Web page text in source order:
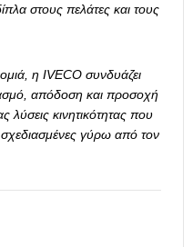
στους πελάτες και τους
η IVECO συνδυάζει
απόδοση και προσοχή
λύσεις κινητικότητας που
σχεδιασμένες γύρω από τον